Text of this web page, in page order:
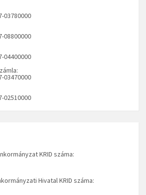
03780000
08800000
04400000
03470000
02510000
KRID száma:
Hivatal KRID száma: